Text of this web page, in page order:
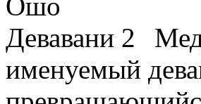
именуемый